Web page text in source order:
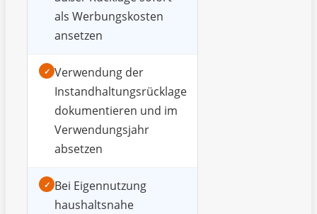
als Werbungskosten
ansetzen
✓ Verwendung der
Instandhaltungsrücklage
dokumentieren und im
Verwendungsjahr
absetzen
✓ Bei Eigennutzung
haushaltsnahe